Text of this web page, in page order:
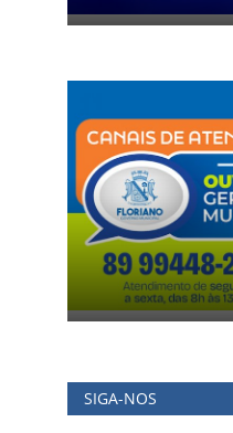
SIGA-NOS